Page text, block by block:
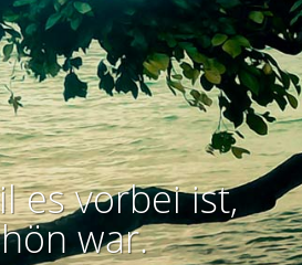
es vorbei ist,
war.